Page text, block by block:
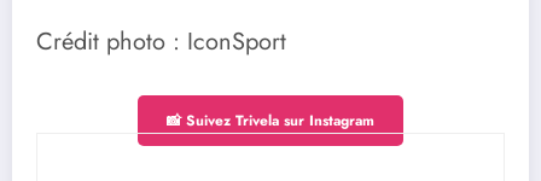
Crédit photo : IconSport
📸 Suivez Trivela sur Instagram